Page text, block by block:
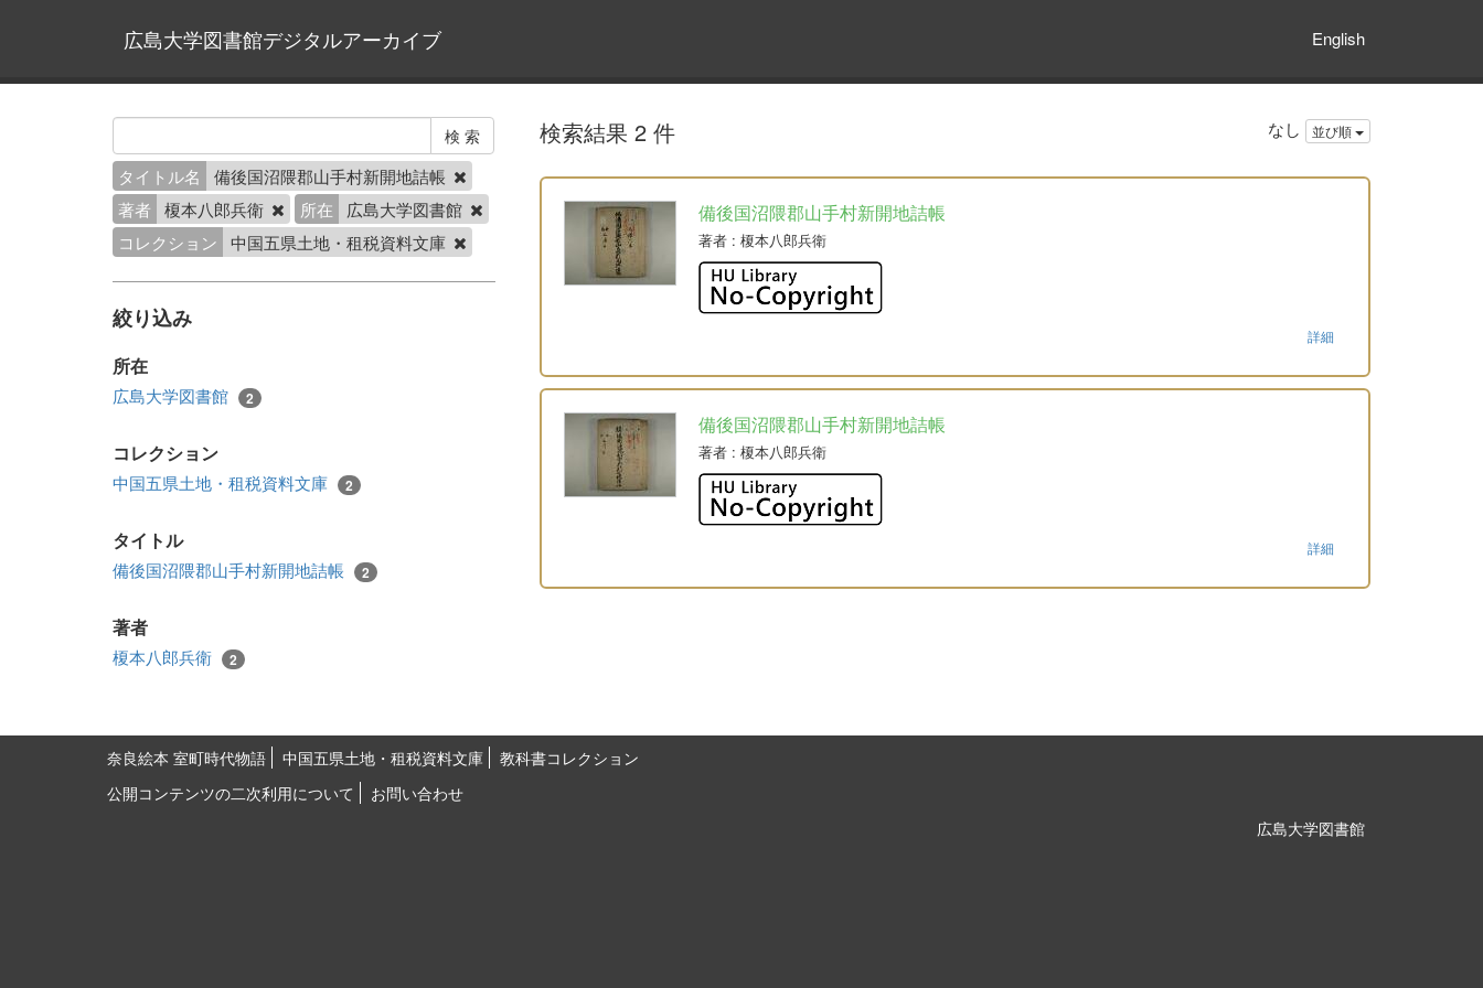
広島大学図書館デジタルアーカイブ English
タイトル名
備後国沼隈郡山手村新開地詰帳
著者
榎本八郎兵衛 所在
広島大学図書館
コレクション
中国五県土地・租税資料文庫
絞り込み
所在
広島大学図書館 2
コレクション
中国五県土地・租税資料文庫 2
タイトル
備後国沼隈郡山手村新開地詰帳 2
著者
榎本八郎兵衛 2
検索結果 2 件 なし 並び順
備後国沼隈郡山手村新開地詰帳
著者: 榎本八郎兵衛
詳細
備後国沼隈郡山手村新開地詰帳
著者: 榎本八郎兵衛
詳細
奈良絵本 室町時代物語 中国五県土地・租税資料文庫
教科書コレクション
公開コンテンツの二次利用について
お問い合わせ
広島大学図書館